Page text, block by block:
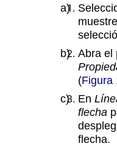
Abra el
(Figura
En
flecha
flecha.